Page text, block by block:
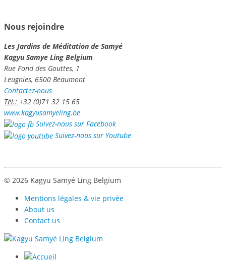
Nous rejoindre
Les Jardins de Méditation de Samyé
Kagyu Samye Ling Belgium
Rue Fond des Gouttes, 1
Leugnies, 6500 Beaumont
Contactez-nous
Tél.: +32 (0)71 32 15 65
www.kagyusamyeling.be
Suivez-nous sur Facebook
Suivez-nous sur Youtube
© 2026 Kagyu Samyé Ling Belgium
Mentions légales & vie privée
About us
Contact us